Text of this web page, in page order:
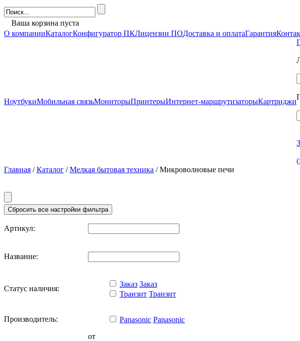
Ваша корзина пуста
О компанииКаталогКонфигуратор ПКЛицензии ПОДоставка и оплатаГарантия
НоутбукиМобильная связьМониторыПринтерыИнтернет-маршрутизаторыКартриджи
Главная /Каталог /Мелкая бытовая техника / Микроволновые печи
Артикул:
Название:
Статус наличия:
Заказ Заказ
Транзит Транзит
Производитель: Panasonic Panasonic
от